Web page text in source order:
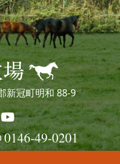
新冠町明和 88-9
0146-49-0201